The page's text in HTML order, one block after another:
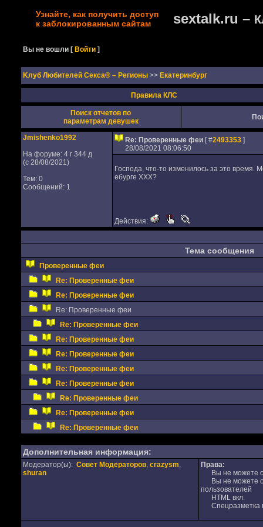
Узнайте, как получить доступ
к заблокированным сайтам
sextalk.ru –
Вы не вошли [Войти ]
Kлуб Любителей Секса® – Регионы >> Екатеринбург
Правила КЛС
Поиск отчетов по
параметрам девушек
Jmishenko1992
На форуме: 4 г 344 д
(с 28/08/2021)
Тем: 0
Сообщений: 1
Re: Проверенные феи [ #2493353]
28/08/2021 08:06:50
Господа, что-то изменилось за это время.
ебурге ХХХ?
Действия:
Тема сообщения
Проверенные феи
Re: Проверенные феи
Re: Проверенные феи
Re: Проверенные феи
Re: Проверенные феи
Re: Проверенные феи
Re: Проверенные феи
Re: Проверенные феи
Re: Проверенные феи
Re: Проверенные феи
Re: Проверенные феи
Re: Проверенные феи
Дополнительная информация:
Модератор(ы): Совет Модераторов, crazysm,
shuran
Права:
Вы не можете
Вы не можете
пользователей
HTML вкл.
Спецразметка